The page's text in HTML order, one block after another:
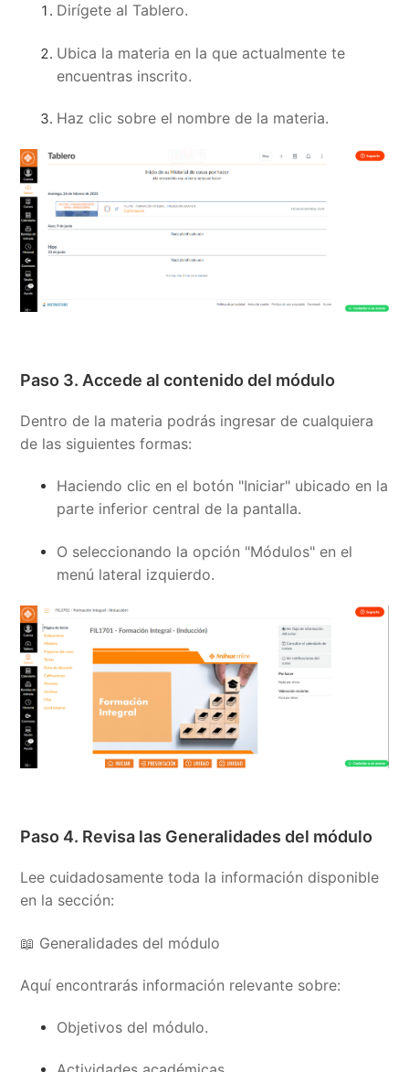
Dirígete al Tablero.
Ubica la materia en la que actualmente te
encuentras inscrito.
Haz clic sobre el nombre de la materia.
Paso 3. Accede al contenido del módulo
Dentro de la materia podrás ingresar de cualquiera
de las siguientes formas:
Haciendo clic en el botón "Iniciar" ubicado en la
parte inferior central de la pantalla.
O seleccionando la opción "Módulos" en el
menú lateral izquierdo.
Paso 4. Revisa las Generalidades del módulo
Lee cuidadosamente toda la información disponible
en la sección:
📖 Generalidades del módulo
Aquí encontrarás información relevante sobre:
Objetivos del módulo.